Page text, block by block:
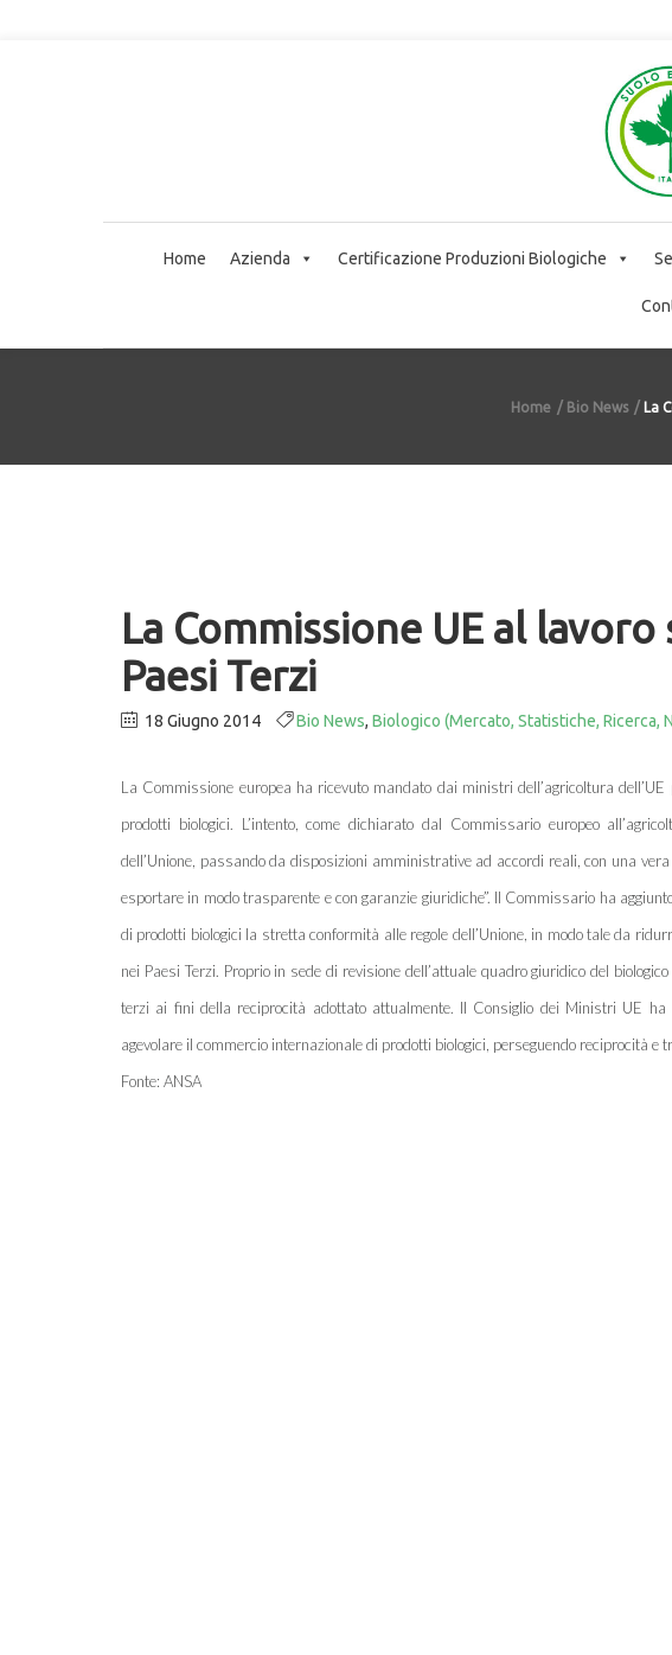
Home Azienda Certificazione Produzioni Biologiche
Home Bio News La
La Commissione UE al
Paesi Terzi
18 Giugno 2014 Bio News, Biologico (Mercato, Statistiche, Ricerca,
La Commissione europea ha ricevuto mandato dai ministri dell’agricoltura
prodotti biologici. L’intento, come dichiarato dal Commissario europeo
dell’Unione, passando da disposizioni amministrative ad accordi reali, con una
esportare in modo trasparente e con garanzie giuridiche”. Il Commissario ha
di prodotti biologici la stretta conformità alle regole dell’Unione, in modo tale da
nei Paesi Terzi. Proprio in sede di revisione dell’attuale quadro giuridico del
terzi ai fini della reciprocità adottato attualmente. Il Consiglio dei Ministri UE
agevolare il commercio internazionale di prodotti biologici, perseguendo reciprocità
Fonte: ANSA